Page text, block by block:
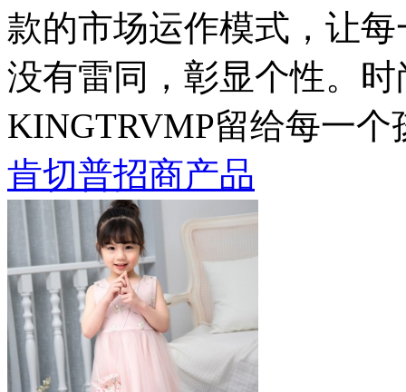
款的市场运作模式，让
没有雷同，彰显个性。
KINGTRVMP留给每一
肯切普招商产品